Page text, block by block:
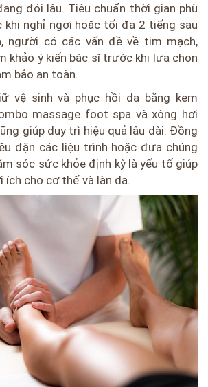
đói lâu. Tiêu chuẩn thời gian phù
khi nghỉ ngơi hoặc tối đa 2 tiếng sau
người có các vấn đề về tim mạch,
khảo ý kiến bác sĩ trước khi lựa chọn
bảo an toàn.
vệ sinh và phục hồi da bằng kem
massage foot spa và xông hơi
giúp duy trì hiệu quả lâu dài. Đồng
đặn các liệu trình hoặc đưa chúng
sóc sức khỏe định kỳ là yếu tố giúp
ích cho cơ thể và làn da.